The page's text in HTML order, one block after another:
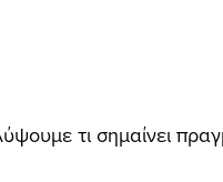
τι σημαίνει